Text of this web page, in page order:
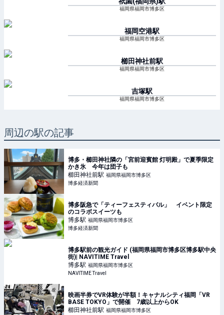
福岡県福岡市博多区
福岡空港駅
福岡県福岡市博多区
櫛田神社前駅
福岡県福岡市博多区
吉塚駅
福岡県福岡市博多区
周辺の駅の記事
博多・櫛田神社隣の「宮前迎賓館 灯明殿」で夏季限定
かき氷 今年は団子も
櫛田神社前駅 福岡県福岡市博多区
博多経済新聞
博多阪急で「ティーフェスティバル」 イベント限定
のコラボスイーツも
博多駅 福岡県福岡市博多区
博多経済新聞
博多駅前の観光ガイド (福岡県福岡市博多区博多駅中央
街)| NAVITIME Travel
博多駅 福岡県福岡市博多区
NAVITIME Travel
映画半券でVR体験が半額！キャナルシティ福岡「VR
BASE TOKYO」で開催 7歳以上からOK
櫛田神社前駅 福岡県福岡市博多区